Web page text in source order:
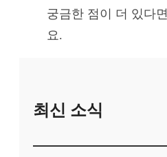
궁금한 점이 더 있다
요.
최신 소식